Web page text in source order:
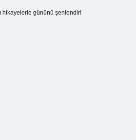
hikayelerle gününü şenlendir!